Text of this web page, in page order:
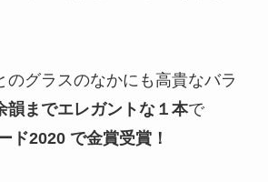
のグラスのなかにも高貴なバラ
韻までエレガントな１本で
ド2020 で金賞受賞！